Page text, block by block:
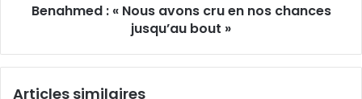
jusqu’au
Benahmed : « Nous avons cru en nos chances
jusqu’au bout »
Articles similaires